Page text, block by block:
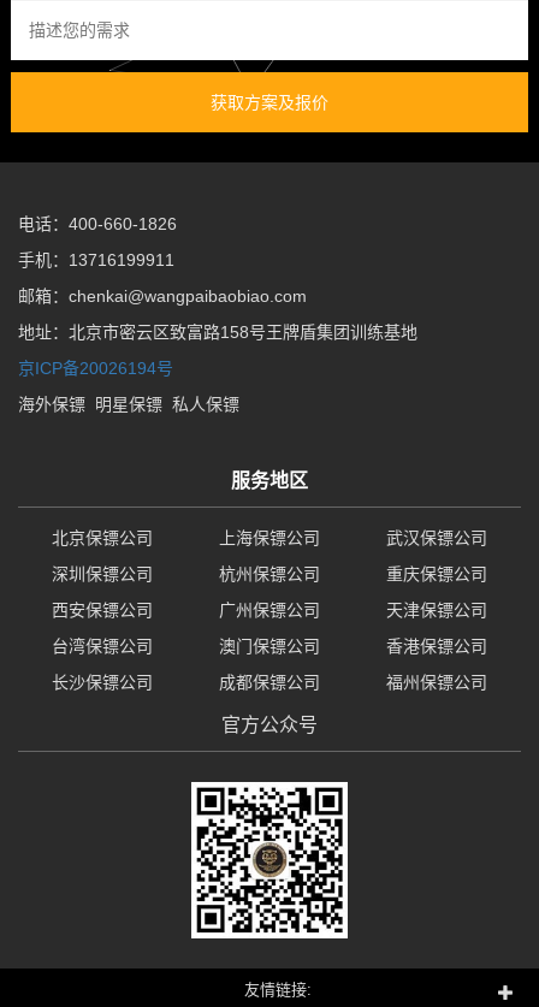
获取方案及报价
电话：400-660-1826
手机：13716199911
邮箱：chenkai@wangpaibaobiao.com
地址：北京市密云区致富路158号王牌盾集团训练基地
京ICP备20026194号
海外保镖
明星保镖 私人保镖
服务地区
北京保镖公司 上海保镖公司
武汉保镖公司
深圳保镖公司
杭州保镖公司
重庆保镖公司
西安保镖公司
广州保镖公司
天津保镖公司
台湾保镖公司
澳门保镖公司
香港保镖公司
长沙保镖公司
成都保镖公司 福州保镖公司
官方公众号
友情链接: